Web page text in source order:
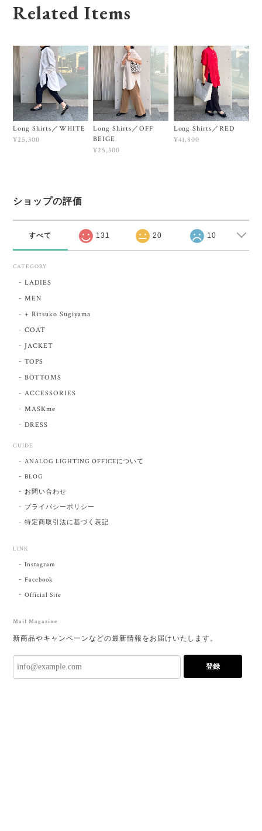
Related Items
Long Shirts／WHITE
¥25,300
Long Shirts／OFF
BEIGE
¥25,300
Long Shirts／RED
¥41,800
ショップの評価
すべて 131 20 10
CATEGORY
LADIES
MEN
+ Ritsuko Sugiyama
COAT
JACKET
TOPS
BOTTOMS
ACCESSORIES
MASKme
DRESS
GUIDE
ANALOG LIGHTING OFFICEについて
BLOG
お問い合わせ
プライバシーポリシー
特定商取引法に基づく表記
LINK
Instagram
Facebook
Official Site
Mail Magazine
新商品やキャンペーンなどの最新情報をお届けいたします。
登録